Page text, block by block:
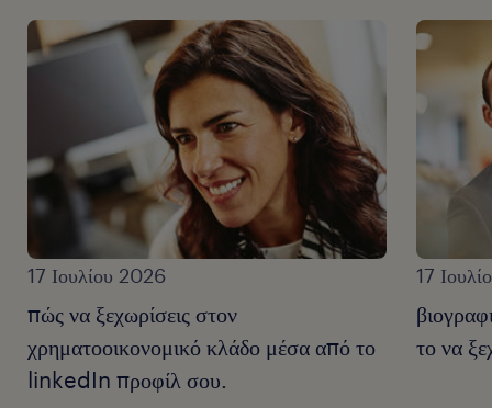
17 Ιουλίου 2026
πώς να ξεχωρίσεις στον
χρηματοοικονομικό κλάδο μέσα από το
linkedIn προφίλ σου.
17
το να